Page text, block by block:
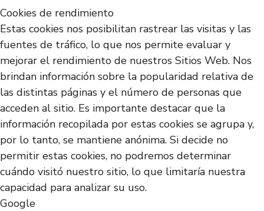
Cookies de rendimiento
Estas cookies nos posibilitan rastrear las visitas y las
fuentes de tráfico, lo que nos permite evaluar y
mejorar el rendimiento de nuestros Sitios Web. Nos
brindan información sobre la popularidad relativa de
las distintas páginas y el número de personas que
acceden al sitio. Es importante destacar que la
información recopilada por estas cookies se agrupa y,
por lo tanto, se mantiene anónima. Si decide no
permitir estas cookies, no podremos determinar
cuándo visitó nuestro sitio, lo que limitaría nuestra
capacidad para analizar su uso.
Google